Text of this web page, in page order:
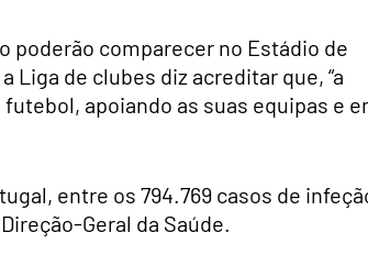
poderão comparecer no Estádio de
Liga de clubes diz acreditar que, “a
apoiando as suas equipas e
entre os 794.769 casos de
Geral da Saúde.